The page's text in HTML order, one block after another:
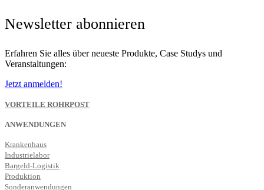
Newsletter abonnieren
Erfahren Sie alles über neueste Produkte, Case Studys und
Veranstaltungen:
Jetzt anmelden!
VORTEILE ROHRPOST
ANWENDUNGEN
Krankenhaus
Industrielabor
Bargeld-Logistik
Produktion
Sonderanwendungen